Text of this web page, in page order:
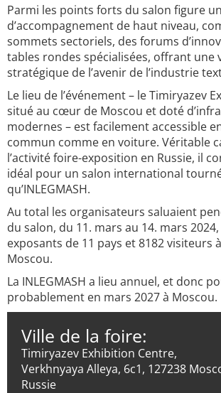
Parmi les points forts du salon figure
d’accompagnement de haut niveau,
sommets sectoriels, des forums
tables rondes spécialisées, offrant une
stratégique de l’avenir de l’industrie
Le lieu de l’événement – le Timiryazev
situé au cœur de Moscou et doté
modernes – est facilement accessible
commun comme en voiture. Véritable
l’activité foire-exposition en Russie, il
idéal pour un salon international
qu’INLEGMASH.
Au total les organisateurs saluaient
du salon, du 11. mars au 14. mars
exposants de 11 pays et 8182 visiteurs à
Moscou.
La INLEGMASH a lieu annuel, et donc
probablement en mars 2027 à Moscou.
Ville de la foire:
Timiryazev Exhibition Centre,
Verkhnyaya Alleya, 6c1, 127238
Russie